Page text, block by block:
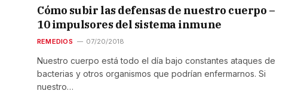
Cómo subir las defensas de nuestro cuerpo –
10 impulsores del sistema inmune
REMEDIOS 07/20/2018
Nuestro cuerpo está todo el día bajo constantes ataques de
bacterias y otros organismos que podrían enfermarnos. Si
nuestro…